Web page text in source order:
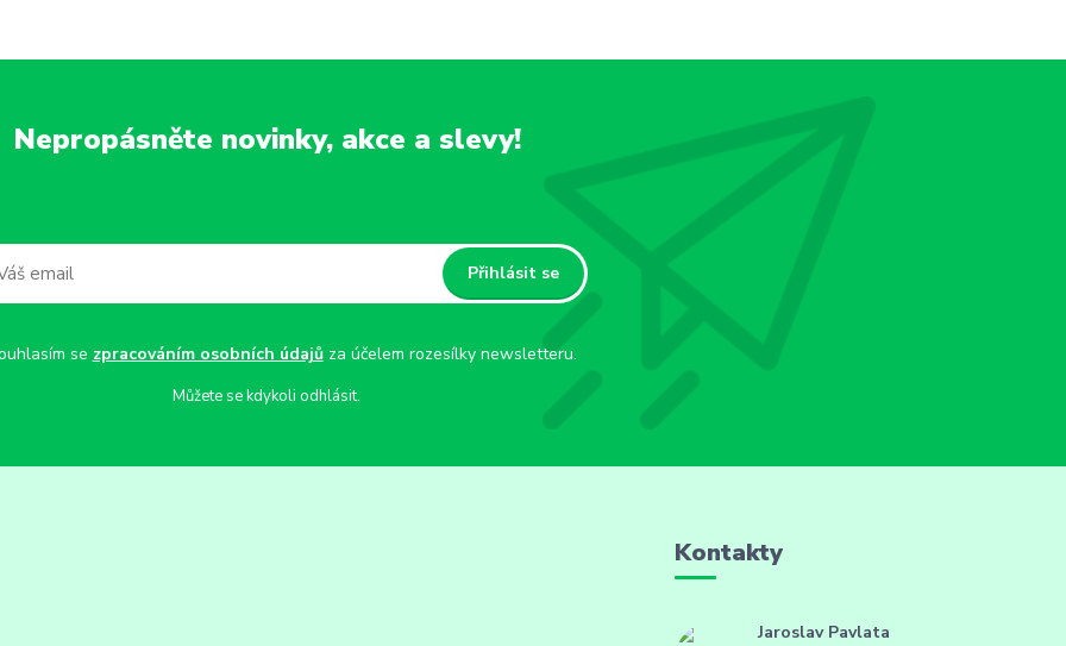
Nepropásněte novinky, akce a slevy!
Přihlásit se
se zpracováním osobních údajůza účelem rozesílky newsletteru.
Můžete se kdykoli odhlásit.
Kontakty
Jaroslav Pavlata